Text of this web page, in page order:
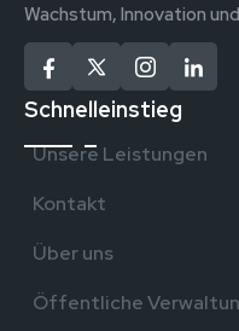
Wachstum, Innovation
Schnelleinstieg
Unsere Leistungen
Kontakt
Über uns
Öffentliche